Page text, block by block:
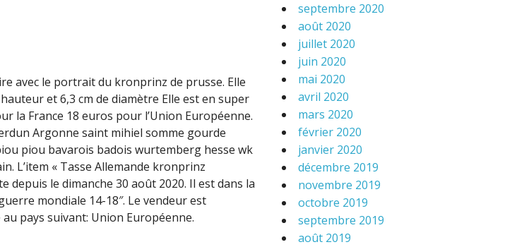
avec le portrait du kronprinz de prusse. Elle
et 6,3 cm de diamètre Elle est en super
la France 18 euros pour l’Union Européenne.
Argonne saint mihiel somme gourde
piou bavarois badois wurtemberg hesse wk
L’item « Tasse Allemande kronprinz
depuis le dimanche 30 août 2020. Il est dans la
mondiale 14-18″. Le vendeur est
pays suivant: Union Européenne.
septembre 2020
août 2020
juillet 2020
juin 2020
mai 2020
avril 2020
mars 2020
février 2020
janvier 2020
décembre 2019
novembre 2019
octobre 2019
septembre 2019
août 2019